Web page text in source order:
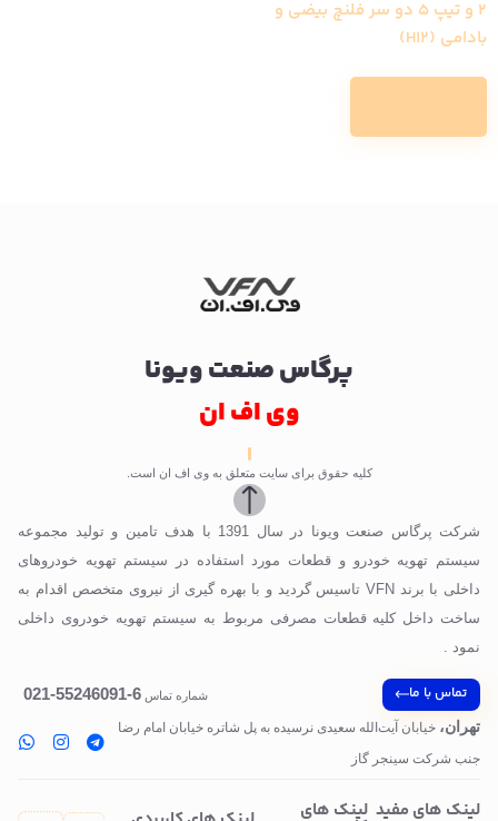
2 و تیپ 5 دو سر فلنچ بیضی و
بادامی (H12)
پرگاس صنعت ویونا
وی اف ان
کلیه حقوق برای سایت متعلق به وی اف ان است.
شرکت پرگاس صنعت ویونا در سال 1391 با هدف تامین و تولید مجموعه
سیستم تهویه خودرو و قطعات مورد استفاده در سیستم تهویه خودروهای
داخلی با برند VFN تاسیس گردید و با بهره گیری از نیروی متخصص اقدام به
ساخت داخل کلیه قطعات مصرفی مربوط به سیستم تهویه خودروی داخلی
نمود .
تماس با ما شماره تماس 6-55246091-021
تهران، خیابان آیت‌الله سعیدی نرسیده به پل‌ شاتره خیابان امام رضا
جنب شرکت سینجر گاز
لینک های مفید لینک های